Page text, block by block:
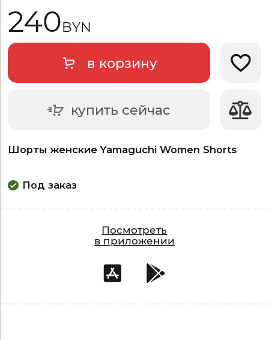
Шорты женские Yamaguchi Women Shorts
Под заказ
240BYN
в корзину
купить сейчас
Посмотреть
в приложении